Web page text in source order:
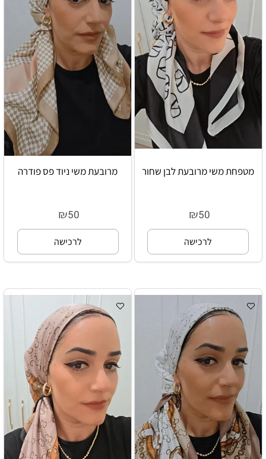
מטפחת משי מרובעת לבן שחור
₪50
לרכישה
מרובעת משי ניוד פס פודרה
₪50
לרכישה